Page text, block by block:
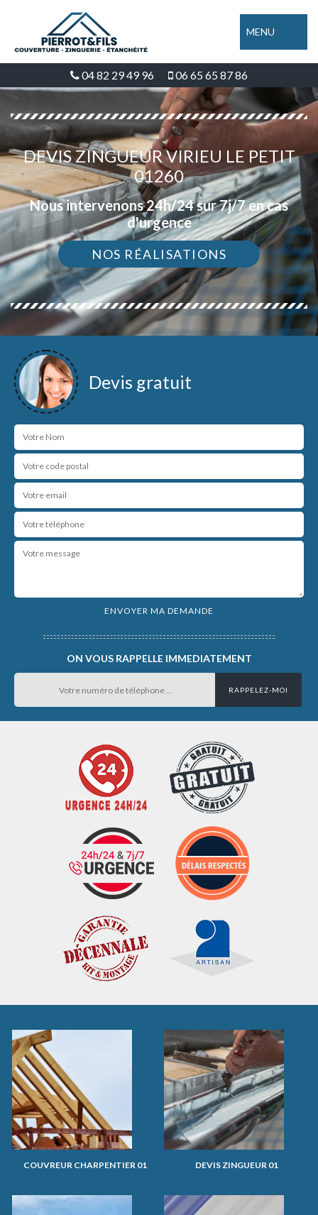
MENU
04 82 29 49 96 06 65 65 87 86
DEVIS ZINGUEUR VIRIEU LE PETIT
01260
Nous intervenons 24h/24 sur 7j/7 en cas
d'urgence
NOS RÉALISATIONS
Devis gratuit
ON VOUS RAPPELLE IMMEDIATEMENT
COUVREUR CHARPENTIER 01 DEVIS ZINGUEUR 01